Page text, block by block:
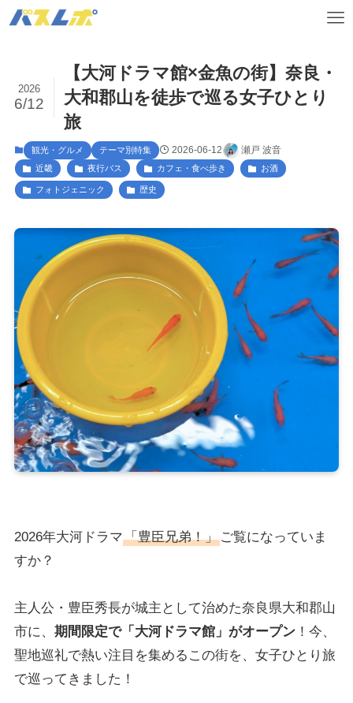
【大河ドラマ館×金魚の街】奈良・
大和郡山を徒歩で巡る女子ひとり
旅
2026
6/12
観光・グルメ テーマ別特集 2026-06-12 瀬戸 波音
近畿 夜行バス カフェ・食べ歩き お酒
フォトジェニック 歴史
2026年大河ドラマ「豊臣兄弟！」ご覧になっていま
すか？
主人公・豊臣秀長が城主として治めた奈良県大和郡山
市に、 期間限定で「大河ドラマ館」がオープン！今、
聖地巡礼で熱い注目を集めるこの街を、女子ひとり旅
で巡ってきました！